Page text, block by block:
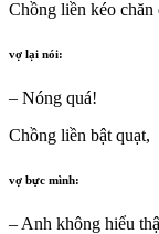
Chồng liền kéo chăn
vợ lại nói:
– Nóng quá!
Chồng liền bật quạt,
vợ bực mình:
– Anh không hiểu